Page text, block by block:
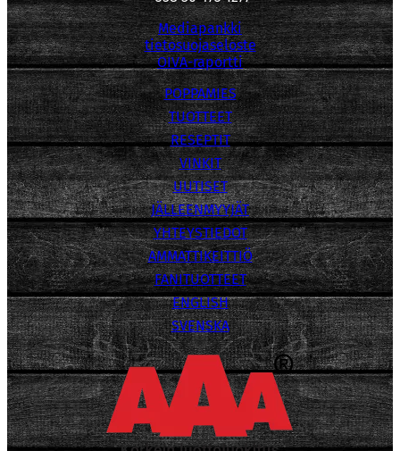
Mediapankki
tietosuojaseloste
OIVA-raportti
POPPAMIES
TUOTTEET
RESEPTIT
VINKIT
UUTISET
JÄLLEENMYYJÄT
YHTEYSTIEDOT
AMMATTIKEITTIÖ
FANITUOTTEET
ENGLISH
SVENSKA